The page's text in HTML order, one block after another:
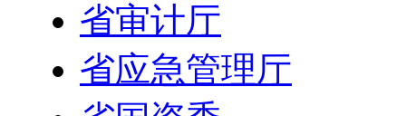
省审计厅
省应急管理厅